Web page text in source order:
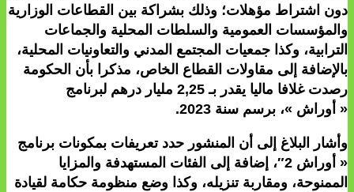
دون اشتراط مؤهلات؛ وذلك بشراكة بين القطاعات الوزارية
والمؤسسات العمومية والسلطات المحلية والجماعات
الترابية، وكذا جمعيات المجتمع المدني والتعاونيات المحلية،
بالإضافة إلى مقاولات القطاع الخاص، مذكرا بأن الحكومة
رصدت غلافا ماليا يقدر بـ 2,25 مليار درهم لبرنامج
« أوراش »، برسم سنة 2023.
وأشار البلاغ إلى أن المنشور حدد تعريفات بمكونات برنامج
« أوراش 2″، إضافة إلى الفئات المستهدفة والمزايا
الممنوحة، ومقاربة تنزيله، وكذا وضع منظومة حكامة لقيادة